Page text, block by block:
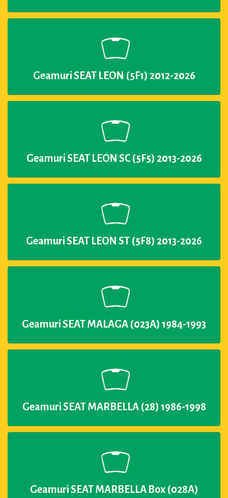
Geamuri SEAT LEON (5F1) 2012-2026
Geamuri SEAT LEON SC (5F5) 2013-2026
Geamuri SEAT LEON ST (5F8) 2013-2026
Geamuri SEAT MALAGA (023A) 1984-1993
Geamuri SEAT MARBELLA (28) 1986-1998
Geamuri SEAT MARBELLA Box (028A)